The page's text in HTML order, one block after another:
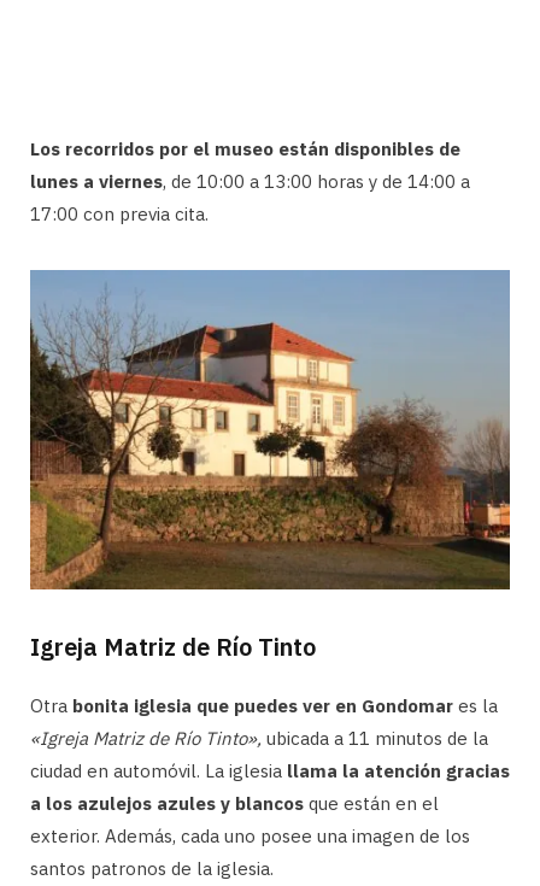
Los recorridos por el museo están disponibles de
lunes a viernes, de 10:00 a 13:00 horas y de 14:00 a
17:00 con previa cita.
Igreja Matriz de Río Tinto
Otra bonita iglesia que puedes ver en Gondomar es la
«Igreja Matriz de Río Tinto», ubicada a 11 minutos de la
ciudad en automóvil. La iglesia llama la atención gracias
a los azulejos azules y blancos que están en el
exterior. Además, cada uno posee una imagen de los
santos patronos de la iglesia.